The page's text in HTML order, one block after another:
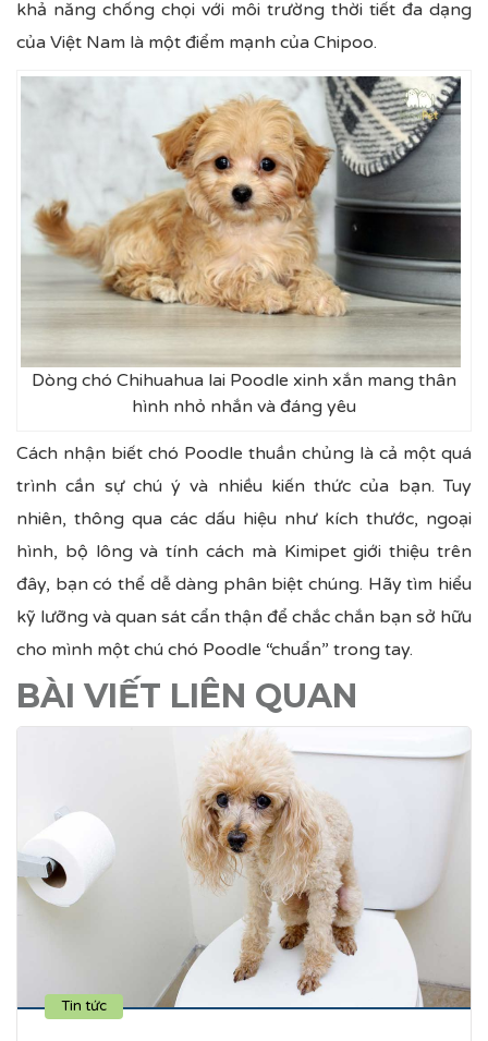
khả năng chống chọi với môi trường thời tiết đa dạng
của Việt Nam là một điểm mạnh của Chipoo.
Dòng chó Chihuahua lai Poodle xinh xắn mang thân
hình nhỏ nhắn và đáng yêu
Cách nhận biết chó Poodle thuần chủng là cả một quá
trình cần sự chú ý và nhiều kiến thức của bạn. Tuy
nhiên, thông qua các dấu hiệu như kích thước, ngoại
hình, bộ lông và tính cách mà Kimipetgiới thiệu trên
đây, bạn có thể dễ dàng phân biệt chúng. Hãy tìm hiểu
kỹ lưỡng và quan sát cẩn thận để chắc chắn bạn sở hữu
cho mình một chú chó Poodle “chuẩn” trong tay.
BÀI VIẾT LIÊN QUAN
Tin tức